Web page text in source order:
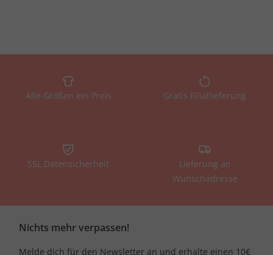
Alle Größen ein Preis Gratis Filiallieferung
SSL Datensicherheit
Lieferung an
Wunschadresse
Nichts mehr verpassen!
Melde dich für den Newsletter an und erhalte einen 10€